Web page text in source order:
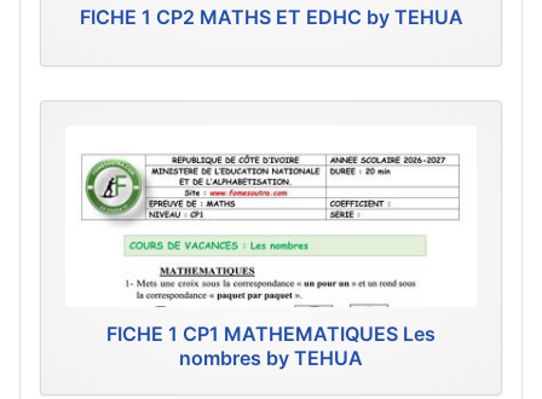
FICHE 1 CP2 MATHS ET EDHC by TEHUA
FICHE 1 CP1 MATHEMATIQUES Les
nombres by TEHUA